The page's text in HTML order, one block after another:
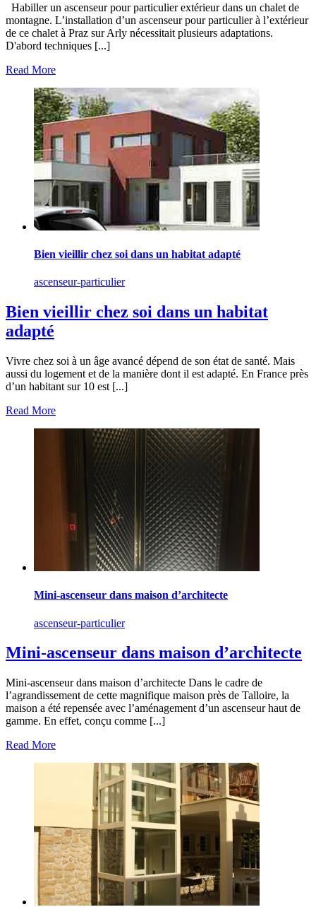
Habiller un ascenseur pour particulier extérieur dans un chalet de
montagne. L’installation d’un ascenseur pour particulier à l’extérieur
de ce chalet à Praz sur Arly nécessitait plusieurs adaptations.
D'abord techniques [...]
Read More
Bien vieillir chez soi dans un habitat adapté
ascenseur-particulier
Bien vieillir chez soi dans un habitat
adapté
Vivre chez soi à un âge avancé dépend de son état de santé. Mais
aussi du logement et de la manière dont il est adapté. En France près
d’un habitant sur 10 est [...]
Read More
Mini-ascenseur dans maison d’architecte
ascenseur-particulier
Mini-ascenseur dans maison d’architecte
Mini-ascenseur dans maison d’architecte Dans le cadre de
l’agrandissement de cette magnifique maison près de Talloire, la
maison a été repensée avec l’aménagement d’un ascenseur haut de
gamme. En effet, conçu comme [...]
Read More